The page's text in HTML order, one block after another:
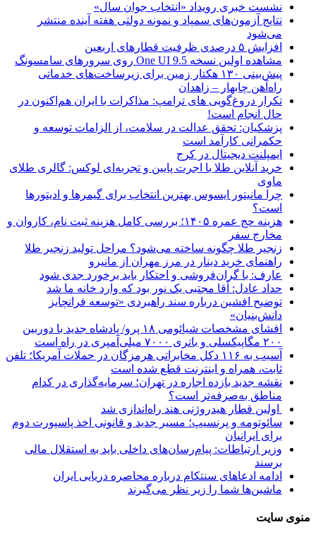
نشست خبری رویداد «انتخاب جوان سال»
نتایج آزمون‌های سمپاد و نمونه دولتی هفته آینده منتشر
می‌شود
افزایش ۵ درصدی ظرفیت قطارهای اربعین
مشاهده اولین نسخه One UI 9.5 روی سرورهای سامسونگ
پیش‌بینی ۱۳۰ هکتار زمین برای زیرساخت‌های خدماتی
راه‌آهن چابهار – زاهدان
تکرار دروغ‌گویی های ترامپ: مذاکرات با ایران هم‌اکنون در
حال انجام است!
پزشکیان: تحقق عدالت در سلامت، از الزامات توسعه و
حکمرانی کارآمد است
ایمپلنت دیجیتال در کرج
خرید آنلاین طلا با اجرت پایین و تجربه‌ای لوکس: گالری طلای
ماوی
چرا مانیتور ایسوس بهترین انتخاب برای گیمرها و ادیتورها
است؟
هزینه حج عمره ۱۴۰۵؛ بررسی کامل هزینه ثبت نام، کاروان و
مخارج سفر
زنجیر طلا چگونه ساخته می‌شود؟ مراحل تولید زنجیر طلا
راهنمای خرید دینار در مرز مهران از مانیرو
عارف: با گران‌فروشی و احتکار باید برخورد جدی شود
حداد عادل: آقا مجتبی یک نور بود که وارد خانه ما شد
توضیح افشین درباره سند راهبردی «توسعه فرانچایز
دانش‌بنیان»
افشای مشخصات شیائومی ۱۸ پرو/ پادشاه جدید با دوربین
۲۰۰ مگاپیکسلی و باتری ۷۰۰۰ میلی‌آمپری در راه است
آسیب به ۱۱۶ دکل مخابراتی هرمزگان در حملات آمریکا؛ تلفن
ثابت، همراه و اینترنت ‌قطع شده است
نقشه جدید بازده اجاره در تهران؛ سرمایه‌گذاری در کدام
مناطق به‌صرفه‌تر است؟
اولین قطار هیدروژنی هند راه‌اندازی شد
سائوتومه و پرنسیپ؛ مسیر جدید و قانونی اخذ پاسپورت دوم
برای ایرانیان
وزیر ارتباطات: پیام‌رسان‌های داخلی باید به استقلال مالی
برسند
ادامه ادعاهای سنتکام درباره محاصره دریایی ایران
ماشین‌ها شما را زیر نظر می‌گیرند
منوی سایت